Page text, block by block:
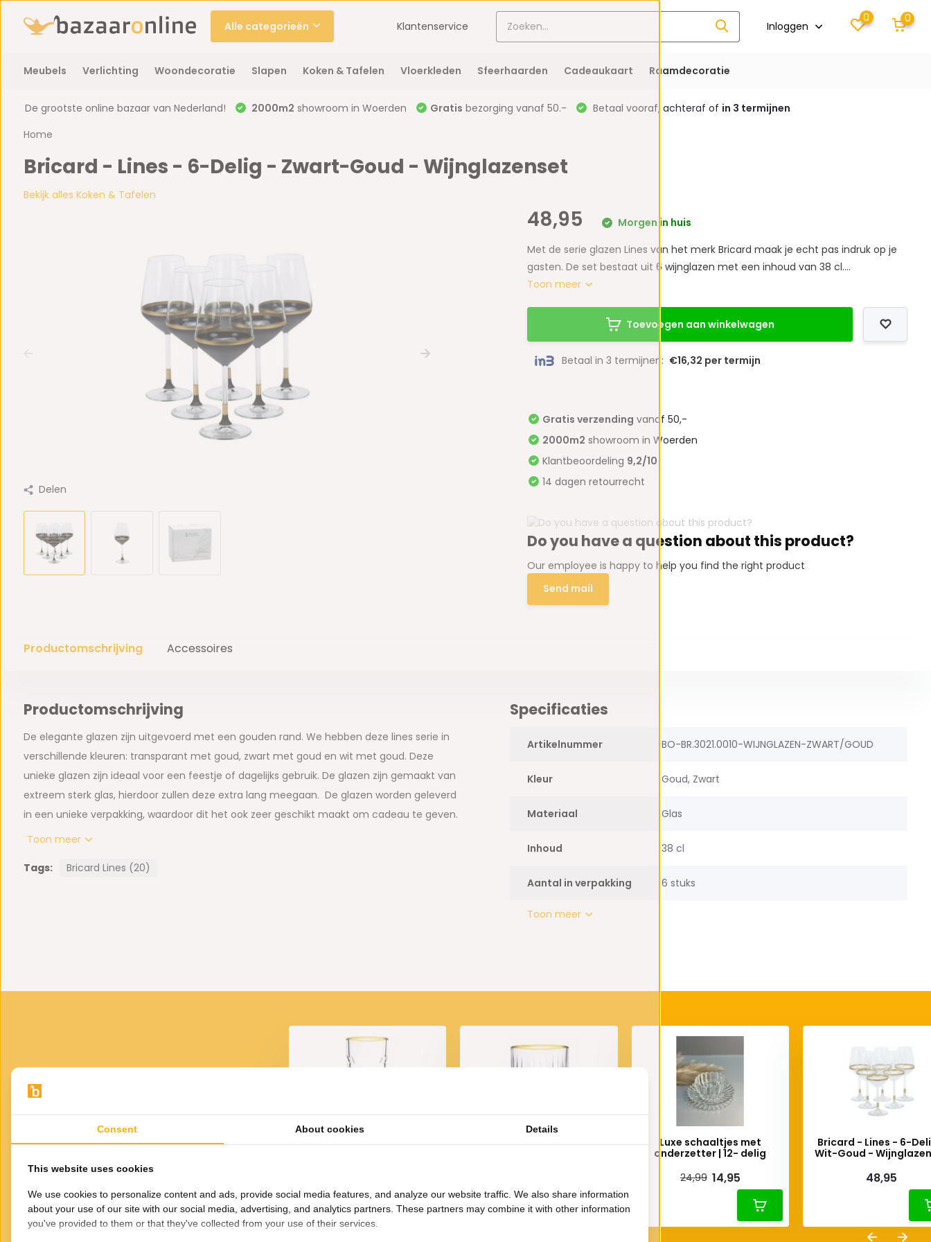
Alle categorieën Klantenservice Inloggen
0 0
Meubels Verlichting Woondecoratie Slapen Koken & Tafelen Vloerkleden Sfeerhaarden Cadeaukaart Raamdecoratie
De grootste online bazaar van Nederland! 2000m2 showroom in Woerden Gratis bezorging vanaf 50.- Betaal vooraf, achteraf of in 3 termijnen
Home
Bricard - Lines - 6-Delig - Zwart-Goud - Wijnglazenset
Bekijk alles Koken & Tafelen
Delen
48,95
Morgen in huis
Met de serie glazen Lines van het merk Bricard maak je echt pas indruk op je
gasten. De set bestaat uit 6 wijnglazen met een inhoud van 38 cl....
Toon meer
Toevoegen aan winkelwagen
Betaal in 3 termijnen: €16,32 per termijn
Gratis verzending vanaf 50,-
2000m2 showroom in Woerden
Klantbeoordeling 9,2/10
14 dagen retourrecht
Do you have a question about this product?
Our employee is happy to help you find the right product
Send mail
Productomschrijving Accessoires
Productomschrijving
De elegante glazen zijn uitgevoerd met een gouden rand. We hebben deze lines serie in
verschillende kleuren: transparant met goud, zwart met goud en wit met goud. Deze
unieke glazen zijn ideaal voor een feestje of dagelijks gebruik. De glazen zijn gemaakt van
extreem sterk glas, hierdoor zullen deze extra lang meegaan. De glazen worden geleverd
in een unieke verpakking, waardoor dit het ook zeer geschikt maakt om cadeau te geven.
Toon meer
Tags: Bricard Lines (20)
Specificaties
Artikelnummer BO-BR.3021.0010-WIJNGLAZEN-ZWART/GOUD
Kleur Goud, Zwart
Materiaal Glas
Inhoud 38 cl
Aantal in verpakking 6 stuks
Toon meer
VOOR JOU GESELECTEERD
Gerelateerde
producten
Lines - 6-Delig -
Bricard - Lines - 6-Delig -
Longdrinkglazen Timeless -
Whiskyglazen Timeless - 21
Luxe schaaltjes met
onderzetter | 12- delig
24,99 14,95
Bricard - Lines - 6-
Wit-Goud -
48,95
Consent About cookies Details
This website uses cookies
We use cookies to personalize content and ads, provide social media features, and analyze our website traffic. We also share information
about your use of our site with our social media, advertising, and analytics partners. These partners may combine it with other information
you've provided to them or that they've collected from your use of their services.